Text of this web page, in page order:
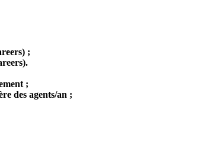
;
;
des agents/an ;